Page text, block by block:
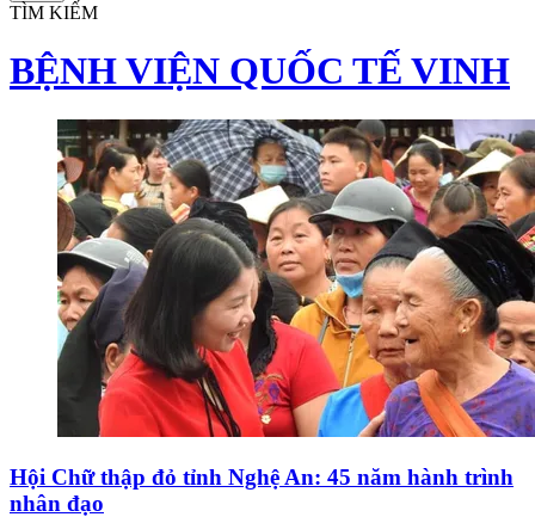
TÌM KIẾM
BỆNH VIỆN QUỐC TẾ VINH
Hội Chữ thập đỏ tỉnh Nghệ An: 45 năm hành trình
nhân đạo